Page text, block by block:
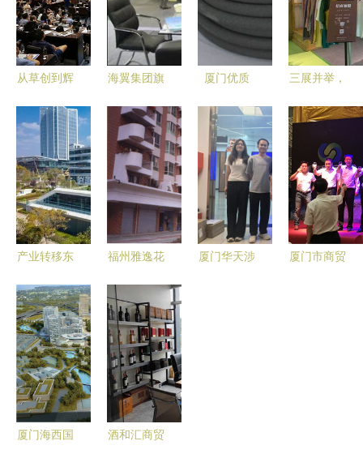
从草创到辉
事用品展十
五载成长史
与商贸繁荣
之路
海翼集团旗
连续十六年
携手厦门石
材展，共筑
商贸合作新
篇章
厦门优质
灌溉滴箭供
应商指南
三展并举，
——2021
中国厦门国
际茶产业
（春季）博
览会今日盛
大启幕
产业转移东
扬帆正当时
——厦门商
贸企业西进
的战略机遇
与昆明优势
福州雅逸花
典范到厦门
商贸网络中
的建材供应
链新节点
厦门华天涉
厦门市商贸
厦门海西国
酒和汇商贸